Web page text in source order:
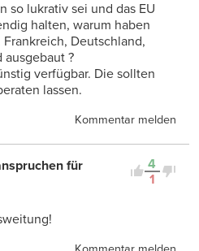
so lukrativ sei und das EU
halten, warum haben
Deutschland,
ausgebaut ?
verfügbar. Die sollten
lassen.
Kommentar melden
4
1
für